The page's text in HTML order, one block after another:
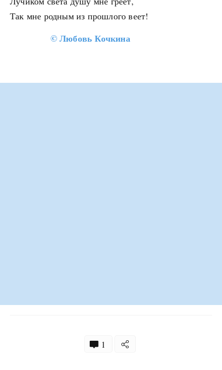
Так мне родным из прошлого веет!
©Любовь Кочкина
1